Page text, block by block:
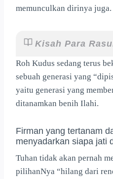
memunculkan dirinya juga.
Kisah Para
Roh Kudus sedang terus
sebuah generasi yang
yaitu generasi yang
ditanamkan benih Ilahi.
Firman yang tertanam
menyadarkan siapa jati
Tuhan tidak akan pernah
pilihanNya “hilang dari